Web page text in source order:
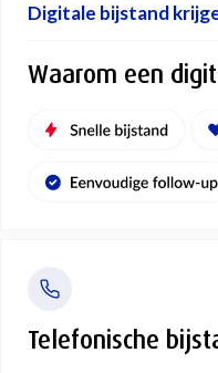
Digitale bijstand
Waarom een
Telefonische